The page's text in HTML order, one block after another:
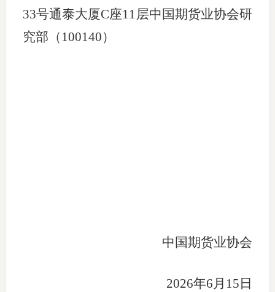
33号通泰大厦C座11层中国期货业协会研
究部（ 100140）
中国期货业协会
2026年6月 15 日